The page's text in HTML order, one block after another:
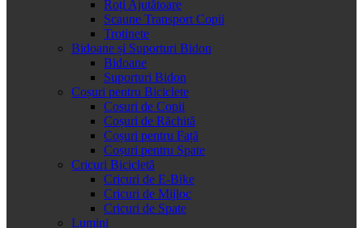
Roți Ajutătoare
Scaune Transport Copii
Trotinete
Bidoane și Suporturi Bidon
Bidoane
Suporturi Bidon
Coșuri pentru Biciclete
Cosuri de Copii
Coșuri de Răchită
Coșuri pentru Față
Coșuri pentru Spate
Cricuri Bicicletă
Cricuri de E-Bike
Cricuri de Mijloc
Cricuri de Spate
Lumini